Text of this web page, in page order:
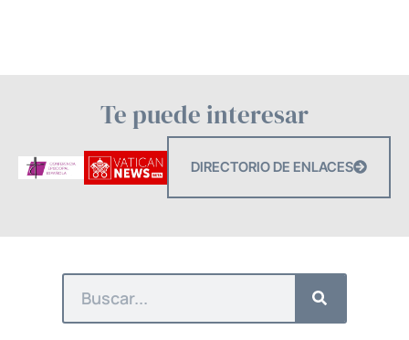
Te puede interesar
DIRECTORIO DE ENLACES